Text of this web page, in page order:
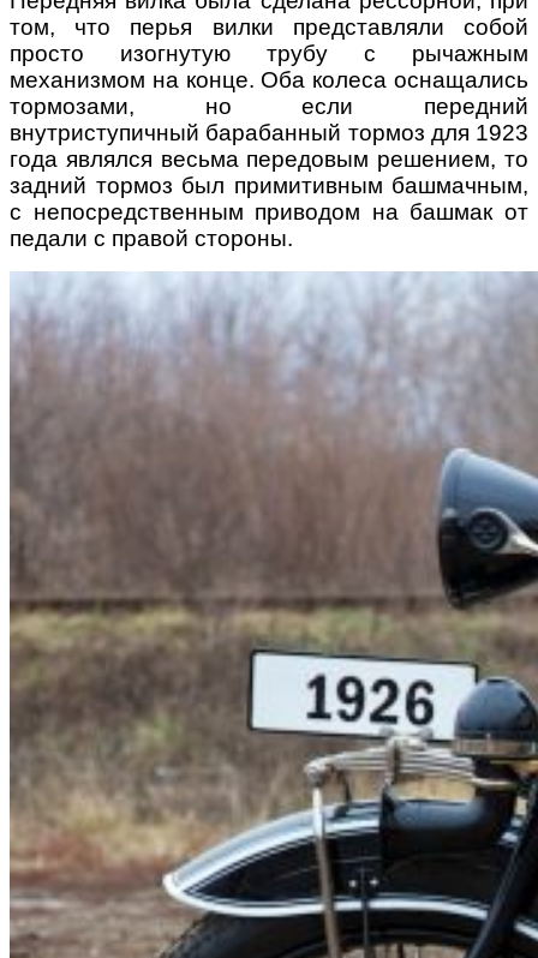
том, что перья вилки представляли собой
просто изогнутую трубу с рычажным
механизмом на конце. Оба колеса оснащались
тормозами, но если передний
внутриступичный барабанный тормоз для 1923
года являлся весьма передовым решением, то
задний тормоз был примитивным башмачным,
с непосредственным приводом на башмак от
педали с правой стороны.